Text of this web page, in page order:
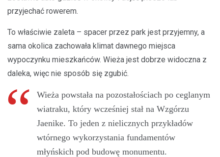
przyjechać rowerem.
To właściwie zaleta – spacer przez park jest przyjemny, a
sama okolica zachowała klimat dawnego miejsca
wypoczynku mieszkańców. Wieża jest dobrze widoczna z
daleka, więc nie sposób się zgubić.
Wieża powstała na pozostałościach po ceglanym
wiatraku, który wcześniej stał na Wzgórzu
Jaenike. To jeden z nielicznych przykładów
wtórnego wykorzystania fundamentów
młyńskich pod budowę monumentu.